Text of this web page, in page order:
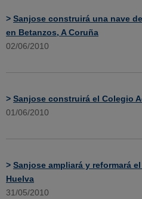
> Sanjose construirá una nave
en Betanzos, A Coruña
02/06/2010
> Sanjose construirá el Colegio
01/06/2010
> Sanjose ampliará y reformará
Huelva
31/05/2010